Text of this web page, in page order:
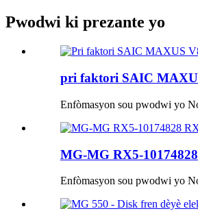
Pwodwi ki prezante yo
pri faktori SAIC
Enfòmasyon sou pwodwi yo
MG-MG RX5-
Enfòmasyon sou pwodwi yo